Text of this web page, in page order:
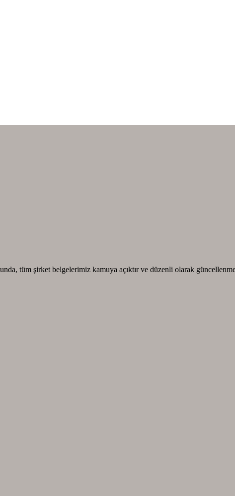
tüm şirket belgelerimiz kamuya açıktır ve düzenli olarak